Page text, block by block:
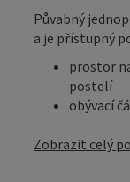
Půvabný
a je přístupný
prostor
postelí
obývací
Zobrazit celý